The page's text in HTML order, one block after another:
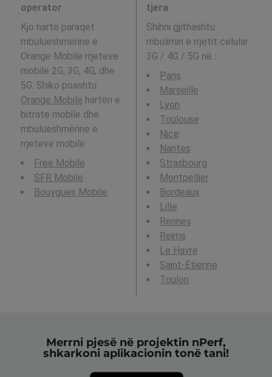
operator
Kjo hartë paraqet
mbulueshmërine e
Orange Mobile rrjeteve
mobile 2G, 3G, 4G, dhe
5G. Shiko poashtu:
Orange Mobile hartën e
bitrate mobile dhe
mbulueshmërine e
rrjeteve mobile
Free Mobile
SFR Mobile
Bouygues Mobile
tjera
Shihni gjithashtu
mbulimin e rrjetit celular
3G / 4G / 5G në :
Paris
Marseille
Lyon
Toulouse
Nice
Nantes
Strasbourg
Montpellier
Bordeaux
Lille
Rennes
Reims
Le Havre
Saint-Étienne
Toulon
Merrni pjesë në projektin nPerf,
shkarkoni aplikacionin tonë tani!